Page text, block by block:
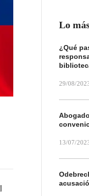
Lo
¿Qué
29/08/
13/07/